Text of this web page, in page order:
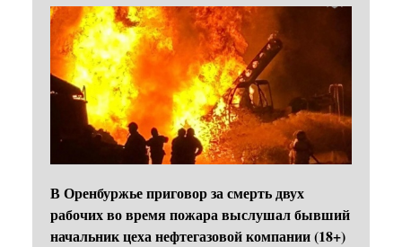
В Оренбуржье приговор за смерть двух
рабочих во время пожара выслушал бывший
начальник цеха нефтегазовой компании (18+)